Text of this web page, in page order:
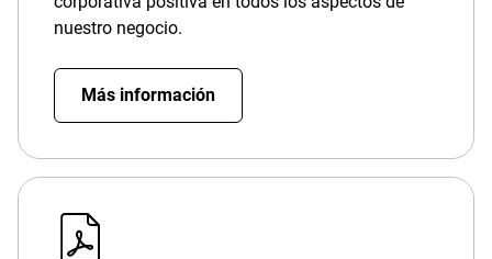
nuestro negocio.
Más información